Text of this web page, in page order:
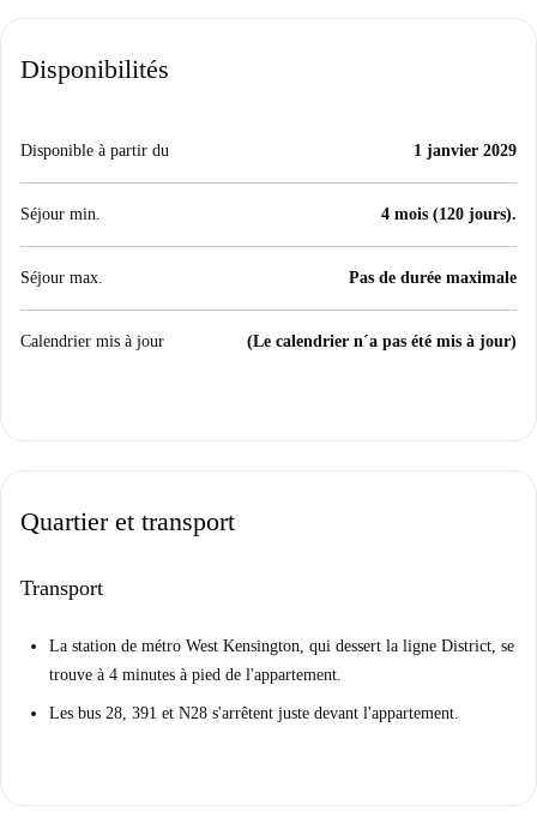
Disponibilités
Disponible à partir du 1 janvier 2029
Séjour min. 4 mois (120 jours).
Séjour max. Pas de durée maximale
Calendrier mis à jour (Le calendrier n´a pas été mis à jour)
Quartier et transport
Transport
La station de métro West Kensington, qui dessert la ligne District, se
trouve à 4 minutes à pied de l'appartement.
Les bus 28, 391 et N28 s'arrêtent juste devant l'appartement.